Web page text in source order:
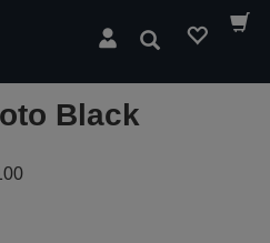
Hledat
Black